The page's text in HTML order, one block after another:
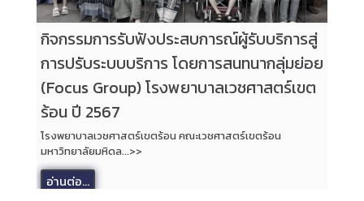
กิจกรรมการรับฟังประสบการณ์ผู้รับบริการสู่
การปรับระบบบริการ โดยการสนทนากลุ่มย่อย
(Focus Group) โรงพยาบาลเวชศาสตร์เขต
ร้อน ปี 2567
โรงพยาบาลเวชศาสตร์เขตร้อน คณะเวชศาสตร์เขตร้อน
มหาวิทยาลัยมหิดล...>>
อ่านต่อ...